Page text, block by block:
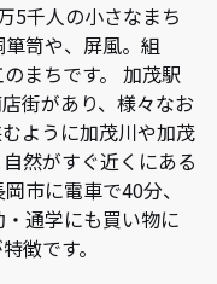
5千人の小さなまち
笥や、屏風。組
まちです。 加茂駅
街があり、様々なお
ように加茂川や加茂
然がすぐ近くにある
市に電車で40分、
通学にも買い物に
徴です。